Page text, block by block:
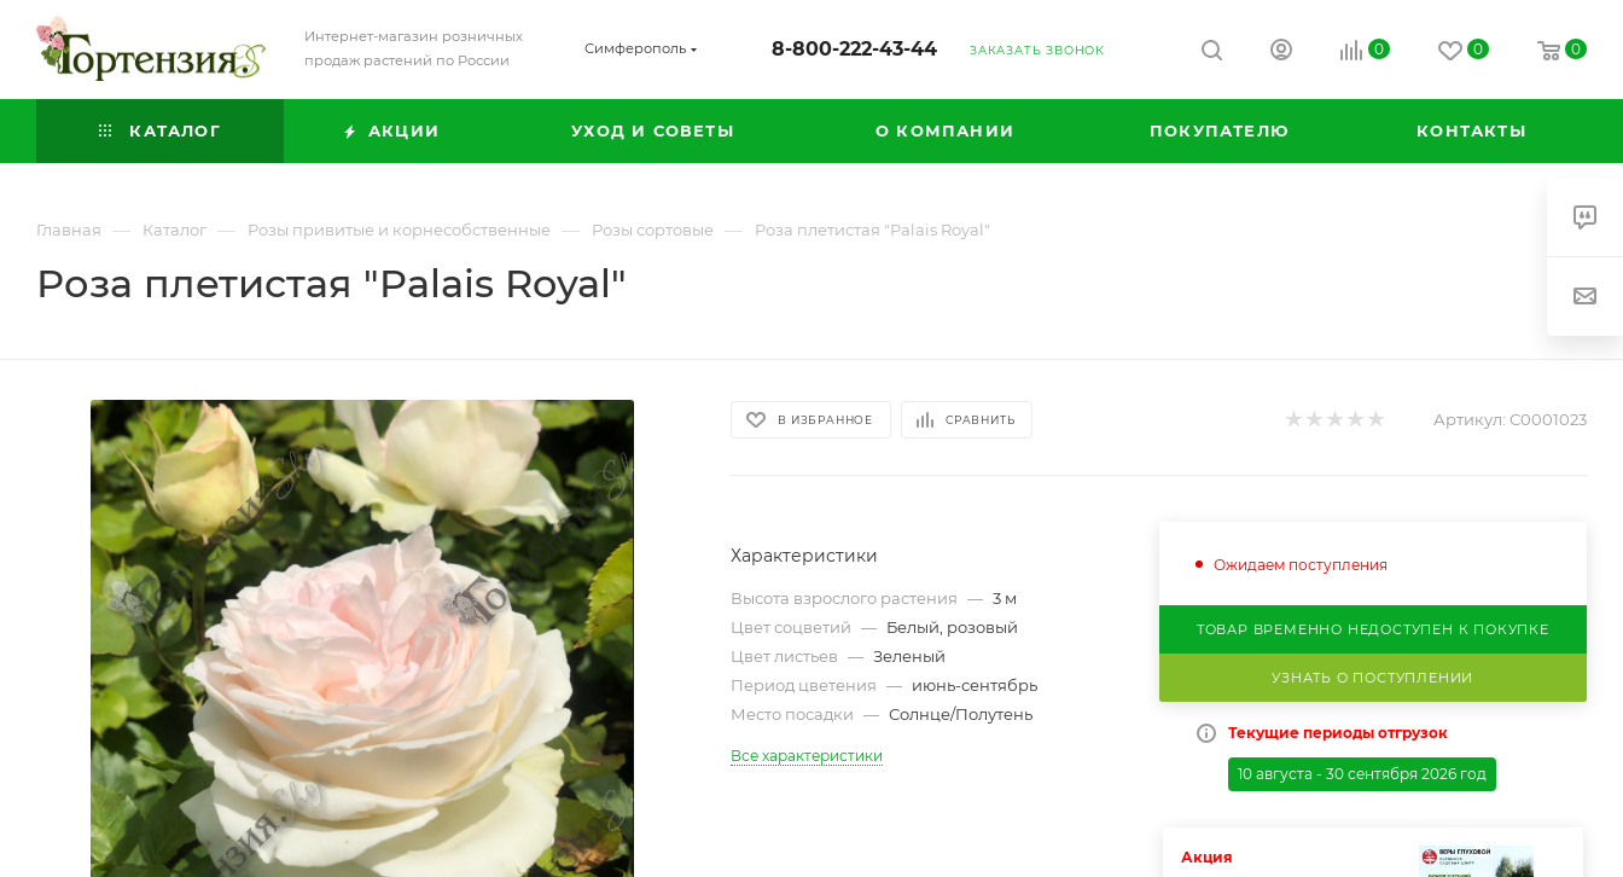
Интернет-магазин розничных
продаж растений по России
Симферополь 8-800-222-43-44 ЗАКАЗАТЬ ЗВОНОК 0 0 0
КАТАЛОГ АКЦИИ УХОД И СОВЕТЫ О КОМПАНИИ ПОКУПАТЕЛЮ КОНТАКТЫ
Главная — Каталог — Розы привитые и корнесобственные — Розы сортовые — Роза плетистая "Palais Royal"
Роза плетистая "Palais Royal"
В ИЗБРАННОЕ СРАВНИТЬ Артикул: С0001023
Характеристики
Высота взрослого растения — 3 м
Цвет соцветий — Белый, розовый
Цвет листьев — Зеленый
Период цветения — июнь-сентябрь
Место посадки — Солнце/Полутень
Все характеристики
Ожидаем поступления
ТОВАР ВРЕМЕННО НЕДОСТУПЕН К ПОКУПКЕ
УЗНАТЬ О ПОСТУПЛЕНИИ
Текущие периоды отгрузок
10 августа - 30 сентября 2026 год
Акция